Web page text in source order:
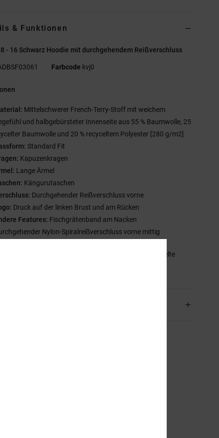
& Funktionen
- 16 Schwarz Hoodie mit durchgehendem Reißverschluss
Farbcode kvj0
Mittelschwerer French-Terry-Stoff mit weichem
und halbgebürsteter Innenseite aus 55 % Baumwolle, 25
Baumwolle und 20 % recyceltem Polyester [280 g/m2]
Standard Fit
Kapuzenkragen
Lange Ärmel
Kängurutaschen
Durchgehender Reißverschluss vorne
Druck auf der linken Brust und am Rücken
Features: Fischgrätenband am Nacken
Nylon-Spiralreißverschluss vorne mittig
[Hauptstoff] 55 % Baumwolle, 25 % recycelte